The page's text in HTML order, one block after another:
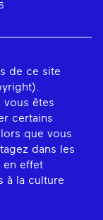
de ce site
vous êtes
certains
que vous
dans les
en effet
à la culture